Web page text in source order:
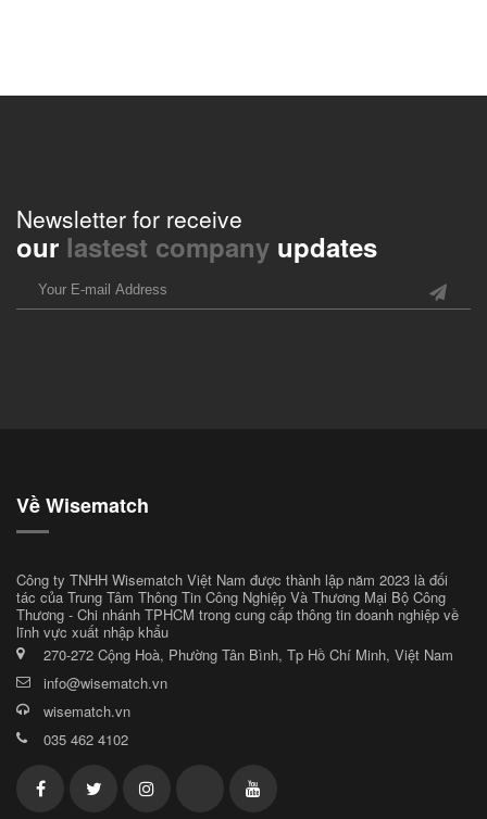
Newsletter for receive
our lastest company updates
Về Wisematch
Công ty TNHH Wisematch Việt Nam được thành lập năm 2023 là đối
tác của Trung Tâm Thông Tin Công Nghiệp Và Thương Mại Bộ Công
Thương - Chi nhánh TPHCM trong cung cấp thông tin doanh nghiệp về
lĩnh vực xuất nhập khẩu
270-272 Cộng Hoà, Phường Tân Bình, Tp Hồ Chí Minh, Việt Nam
info@wisematch.vn
wisematch.vn
035 462 4102